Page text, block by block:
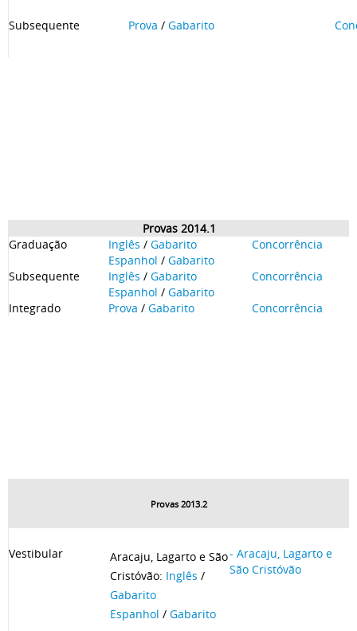
Subsequente Prova / Gabarito
Provas 2014.1
Graduação
Inglês / Gabarito
Espanhol / Gabarito
Concorrência
Subsequente Inglês / Gabarito
Espanhol / Gabarito
Concorrência
Integrado Prova / Gabarito Concorrência
Provas 2013.2
Vestibular
Aracaju, Lagarto e São
Cristóvão: Inglês /
Gabarito
Espanhol / Gabarito
- Aracaju, Lagarto e
São Cristóvão